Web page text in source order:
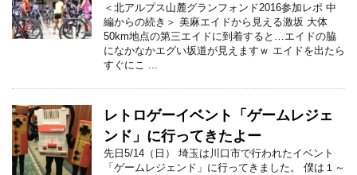
＜北アルプス山麓グランフォンド2016参加レポ 中
編からの続き＞ 美麻エイドから見える激坂 大体
50km地点の第三エイドに到着すると…エイドの脇
になかなかエグい坂道が見えますｗ エイドを出たら
すぐにこ ...
レトロゲーイベント「ゲームレジェ
ンド」に行ってきたよー
先日5/14（日） 埼玉は川口市で行われたイベント
「ゲームレジェンド」に行ってきました。 僕は１～